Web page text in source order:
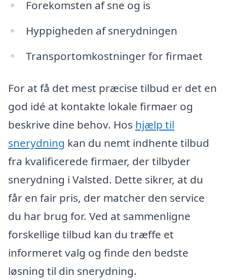
Forekomsten af sne og is
Hyppigheden af snerydningen
Transportomkostninger for firmaet
For at få det mest præcise tilbud er det en
god idé at kontakte lokale firmaer og
beskrive dine behov. Hos hjælp til
snerydning kan du nemt indhente tilbud
fra kvalificerede firmaer, der tilbyder
snerydning i Valsted. Dette sikrer, at du
får en fair pris, der matcher den service
du har brug for. Ved at sammenligne
forskellige tilbud kan du træffe et
informeret valg og finde den bedste
løsning til din snerydning.